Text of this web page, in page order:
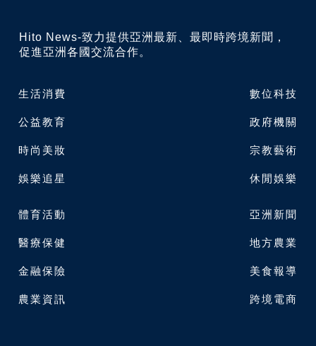
生活消費
公益教育
時尚美妝
娛樂追星
數位科技
政府機關
宗教藝術
休閒娛樂
體育活動
醫療保健
金融保險
農業資訊
亞洲新聞
地方農業
美食報導
跨境電商
Hito News-致力提供亞洲最新、最即時跨境新聞，
促進亞洲各國交流合作。